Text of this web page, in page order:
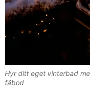
Hyr ditt eget vinterbad
fäbod